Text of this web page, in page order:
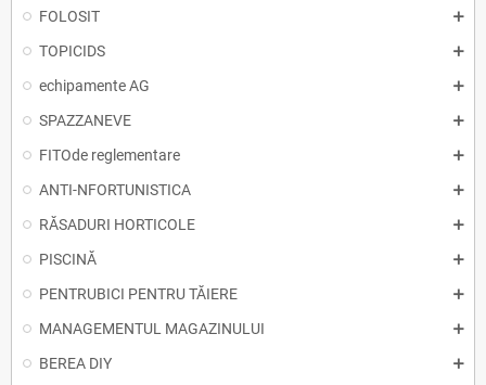
FOLOSIT
TOPICIDS
echipamente AG
SPAZZANEVE
FITOde reglementare
ANTI-NFORTUNISTICA
RĂSADURI HORTICOLE
PISCINĂ
PENTRUBICI PENTRU TĂIERE
MANAGEMENTUL MAGAZINULUI
BEREA DIY